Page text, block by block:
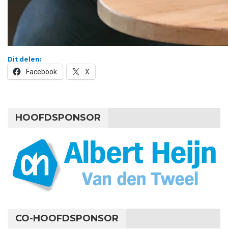
Dit delen:
Facebook X
HOOFDSPONSOR
CO-HOOFDSPONSOR